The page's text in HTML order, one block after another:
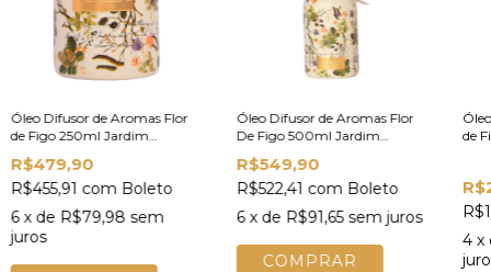
Óleo Difusor de Aromas Flor
de Figo 250ml Jardim
Secreto Dani Fernandes Best
Seller
R$479,90
R$455,91 com Boleto
6 x de R$79,98 sem
juros
Óleo Difusor de Aromas Flor
De Figo 500ml Jardim
Secreto Dani Fernandes
R$549,90
R$522,41 com Boleto
6 x de R$91,65 sem juros
de
4 x